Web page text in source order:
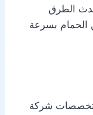
الطرق
الحمام بسرعة
تخصصات شركة